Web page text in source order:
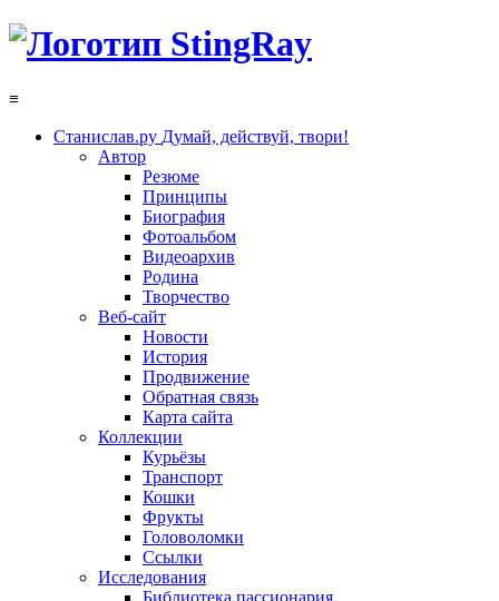
≡
Станислав.ру Думай, действуй, твори!
Автор
Резюме
Принципы
Биография
Фотоальбом
Видеоархив
Родина
Творчество
Веб-сайт
Новости
История
Продвижение
Обратная связь
Карта сайта
Коллекции
Курьёзы
Транспорт
Кошки
Фрукты
Головоломки
Ссылки
Исследования
Библиотека пассионария